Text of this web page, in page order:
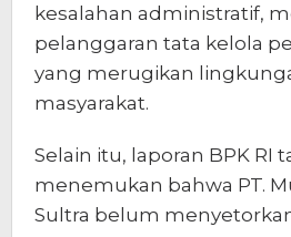
kesalahan administratif,
pelanggaran tata kelola
yang merugikan
masyarakat.
Selain itu, laporan BPK RI
menemukan bahwa PT.
Sultra belum